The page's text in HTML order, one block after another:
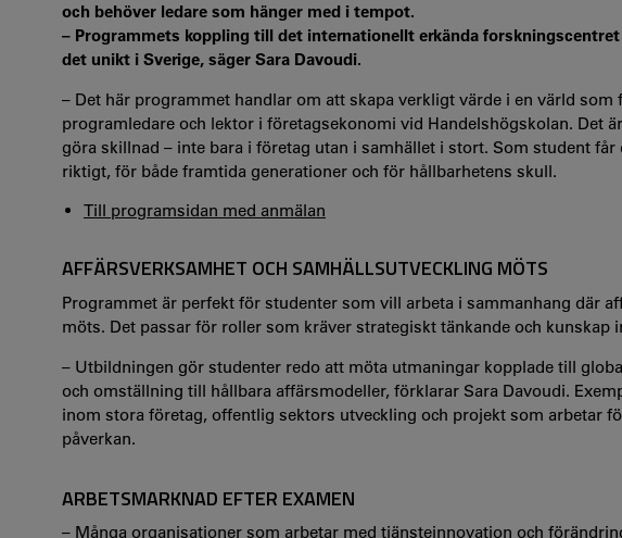
och behöver ledare som hänger med i tempot.
– Programmets koppling till det internationellt erkända
det unikt i Sverige, säger Sara Davoudi.
– Det här programmet handlar om att skapa verkligt värde i en värld som
programledare och lektor i företagsekonomi vid Handelshögskolan. Det
göra skillnad – inte bara i företag utan i samhället i stort. Som student
riktigt, för både framtida generationer och för hållbarhetens skull.
Till programsidan med anmälan
AFFÄRSVERKSAMHET OCH SAMHÄLLSUTVECKLING MÖTS
Programmet är perfekt för studenter som vill arbeta i sammanhang där
möts. Det passar för roller som kräver strategiskt tänkande och kunskap
– Utbildningen gör studenter redo att möta utmaningar kopplade till
och omställning till hållbara affärsmodeller, förklarar Sara Davoudi.
inom stora företag, offentlig sektors utveckling och projekt som arbetar
påverkan.
ARBETSMARKNAD EFTER EXAMEN
– Många organisationer som arbetar med tjänsteinnovation och